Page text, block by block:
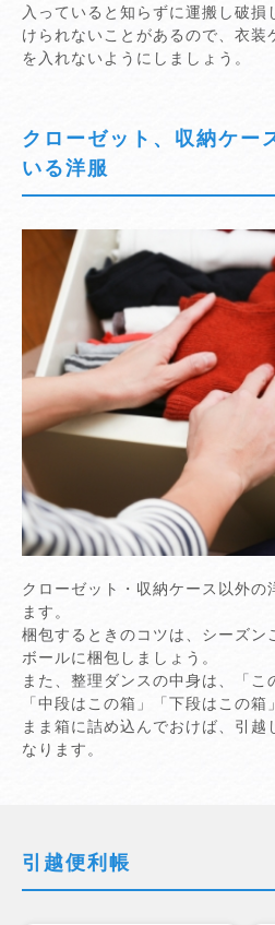
入っていると知らずに運搬し破損
けられないことがあるので、衣装
を入れないようにしましょう。
クローゼット、収納ケー
いる洋服
クローゼット・収納ケース以外の
ます。
梱包するときのコツは、シーズン
ボールに梱包しましょう。
また、整理ダンスの中身は、「こ
「中段はこの箱」「下段はこの
まま箱に詰め込んでおけば、引越
なります。
引越便利帳